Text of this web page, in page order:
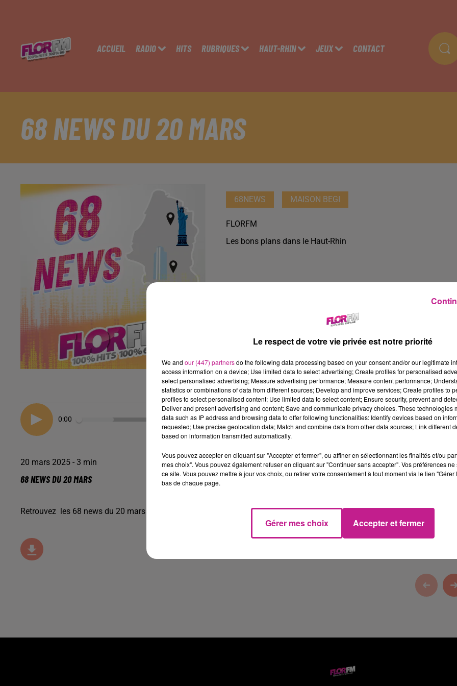
ACCUEIL RADIO HITS RUBRIQUES HAUT-RHIN JEUX CONTACT
68 NEWS DU 20 MARS
68NEWS MAISON BEGI
FLORFM
Les bons plans dans le Haut-Rhin
0:00 3
20 mars 2025 - 3 min
68 NEWS DU 20 MARS
Retrouvez les 68 news du 20 mars avec , depuis 32 ans à votre service.
Le respect de votre vie privée est notre priorité
We and our (447) partnersdo the following data processing based on your consent and/or our legitimate
access information on a device; Use limited data to select advertising; Create profiles for personalised
select personalised advertising; Measure advertising performance; Measure content performance;
statistics or combinations of data from different sources; Develop and improve services; Create profiles to
profiles to select personalised content; Use limited data to select content; Ensure security, prevent and
Deliver and present advertising and content; Save and communicate privacy choices. These technologies
data such as IP address and browsing data to offer following functionalities: Identify devices based on
requested; Use precise geolocation data; Match and combine data from other data sources; Link different
based on information transmitted automatically.
Vous pouvez accepter en cliquant sur "Accepter et fermer", ou affiner en sélectionnant les finalités et/ou
mes choix". Vous pouvez également refuser en cliquant sur "Continuer sans accepter". Vos préférences
ce site. Vous pouvez mettre à jour vos choix, ou retirer votre consentement à tout moment via le lien
bas de chaque page.
Gérer mes choix Accepter et fermer